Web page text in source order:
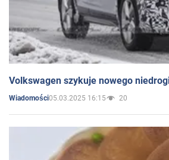
Volkswagen szykuje nowego
Wiadomości05.03.2025 16:15 20